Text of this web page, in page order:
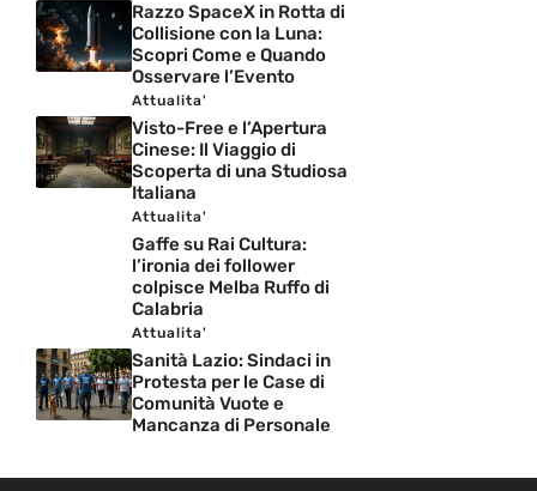
Razzo SpaceX in Rotta di
Collisione con la Luna:
Scopri Come e Quando
Osservare l’Evento
Attualita'
Visto-Free e l’Apertura
Cinese: Il Viaggio di
Scoperta di una Studiosa
Italiana
Attualita'
Gaffe su Rai Cultura:
l’ironia dei follower
colpisce Melba Ruffo di
Calabria
Attualita'
Sanità Lazio: Sindaci in
Protesta per le Case di
Comunità Vuote e
Mancanza di Personale